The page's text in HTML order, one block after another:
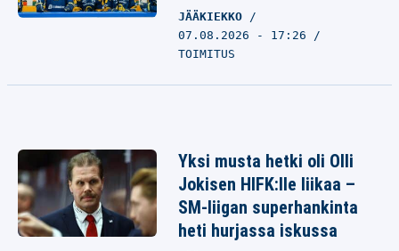
JÄÄKIEKKO
07.08.2026 - 17:26
TOIMITUS
Yksi musta hetki oli Olli
Jokisen HIFK:lle liikaa –
SM-liigan superhankinta
heti hurjassa iskussa